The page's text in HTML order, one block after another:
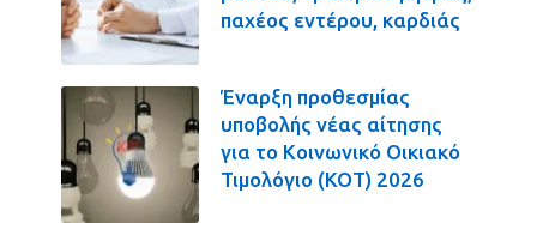
παχέος εντέρου, καρδιάς
Έναρξη προθεσμίας
υποβολής νέας αίτησης
για το Κοινωνικό Οικιακό
Τιμολόγιο (ΚΟΤ) 2026